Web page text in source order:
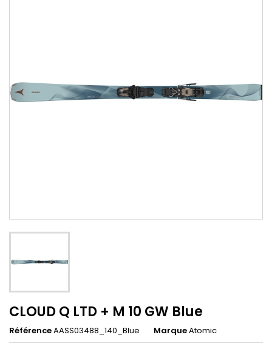
CLOUD Q LTD + M 10 GW Blue
RéférenceAASS03488_140_Blue MarqueAtomic